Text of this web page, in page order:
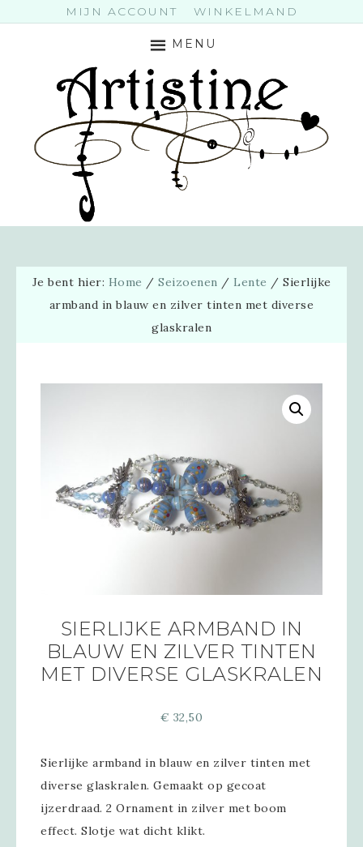
MIJN ACCOUNT WINKELMAND
MENU
Je bent hier: Home / Seizoenen / Lente / Sierlijke
armband in blauw en zilver tinten met diverse
glaskralen
SIERLIJKE ARMBAND IN
BLAUW EN ZILVER TINTEN
MET DIVERSE GLASKRALEN
€ 32,50
Sierlijke armband in blauw en zilver tinten met
diverse glaskralen. Gemaakt op gecoat
ijzerdraad. 2 Ornament in zilver met boom
effect. Slotje wat dicht klikt.